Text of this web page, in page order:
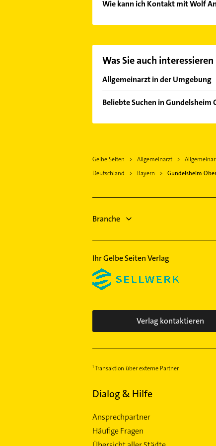
Wie kann ich Kontakt mit Wolf
Was Sie auch
Allgemeinarzt in der Umgebung
Hallstadt
Bamberg
Viereth-Trunstadt
Hirschaid
Beliebte Suchen in Gundelsheim
Steuerberater
Dachdecker
Gelbe Seiten Allgemeinarzt
Deutschland
Bayern Gundelsheim
Branche
Ihr Gelbe Seiten Verlag
Verlag kontaktieren
Transaktion über externe Partner
Dialog & Hilfe
Ansprechpartner
Häufige Fragen